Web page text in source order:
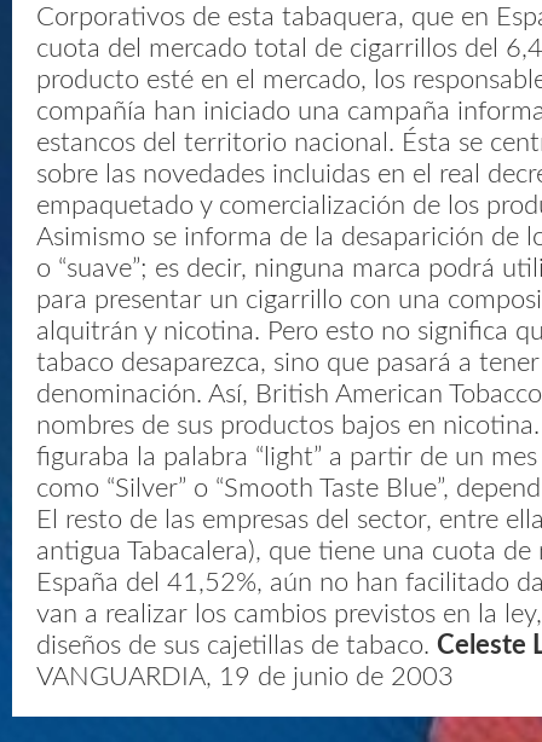
Corporativos de esta tabaquera, que en
cuota del mercado total de cigarrillos del
producto esté en el mercado, los
compañía han iniciado una campaña
estancos del territorio nacional. Ésta se
sobre las novedades incluidas en el real
empaquetado y comercialización de los
Asimismo se informa de la desaparición de
o “suave”; es decir, ninguna marca podrá
para presentar un cigarrillo con una
alquitrán y nicotina. Pero esto no significa
tabaco desaparezca, sino que pasará a
denominación. Así, British American
nombres de sus productos bajos en
figuraba la palabra “light” a partir de un
como “Silver” o “Smooth Taste Blue”,
El resto de las empresas del sector, entre
antigua Tabacalera), que tiene una cuota de
España del 41,52%, aún no han facilitado
van a realizar los cambios previstos en la
diseños de sus cajetillas de tabaco. Celeste
VANGUARDIA, 19 de junio de 2003